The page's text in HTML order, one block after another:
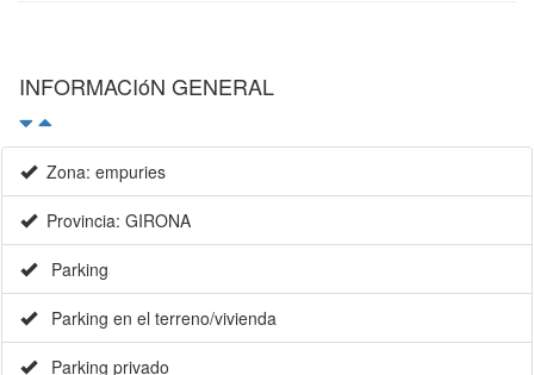
INFORMACIóN GENERAL
Zona: empuries
Provincia: GIRONA
Parking
Parking en el terreno/vivienda
Parking privado